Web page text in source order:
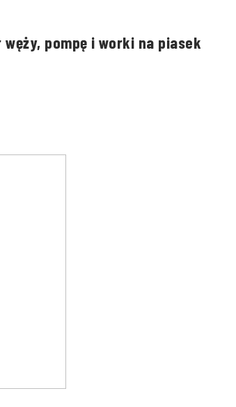
pompę i worki na piasek